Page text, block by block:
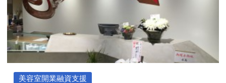
美容室開業融資支援